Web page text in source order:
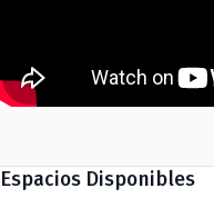
Espacios Disponibles